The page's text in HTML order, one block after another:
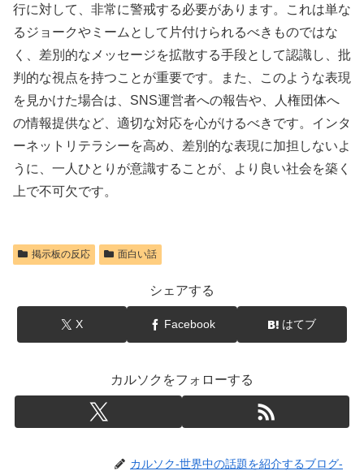
行に対して、非常に警戒する必要があります。これは単な
るジョークやミームとして片付けられるべきものではな
く、差別的なメッセージを拡散する手段として認識し、批
判的な視点を持つことが重要です。また、このような表現
を見かけた場合は、SNS運営者への報告や、人権団体へ
の情報提供など、適切な対応を心がけるべきです。インタ
ーネットリテラシーを高め、差別的な表現に加担しないよ
うに、一人ひとりが意識することが、より良い社会を築く
上で不可欠です。
掲示板の反応 面白い話
シェアする
X Facebook はてブ
カルソクをフォローする
カルソク-世界中の話題を紹介するブログ-